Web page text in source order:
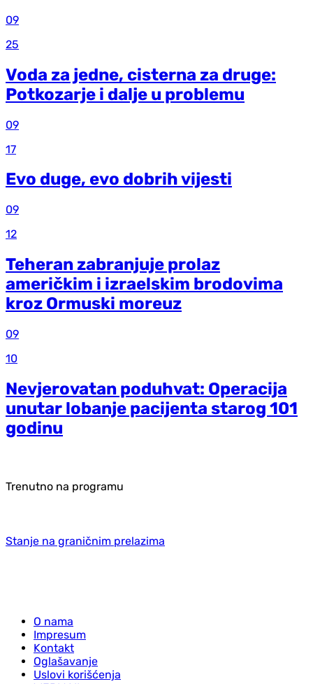
09
25
Voda za jedne, cisterna za druge:
Potkozarje i dalje u problemu
09
17
Evo duge, evo dobrih vijesti
09
12
Teheran zabranjuje prolaz
američkim i izraelskim brodovima
kroz Ormuski moreuz
09
10
Nevjerovatan poduhvat: Operacija
unutar lobanje pacijenta starog 101
godinu
Trenutno na programu
Stanje na graničnim prelazima
O nama
Impresum
Kontakt
Oglašavanje
Uslovi korišćenja